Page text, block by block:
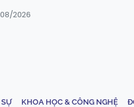
2026
KHOA HỌC & CÔNG NGHỆ